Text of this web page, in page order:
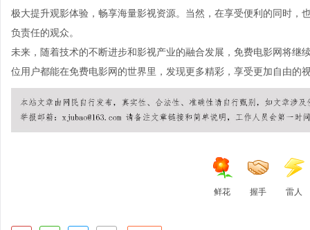
极大提升观影体验，畅享海量影视资源。当然，在享受便利的同时，
负责任的观众。
未来，随着技术的不断进步和影视产业的融合发展，免费电影网将继
位用户都能在免费电影网的世界里，发现更多精彩，享受更加自由的
鲜花 握手 雷人